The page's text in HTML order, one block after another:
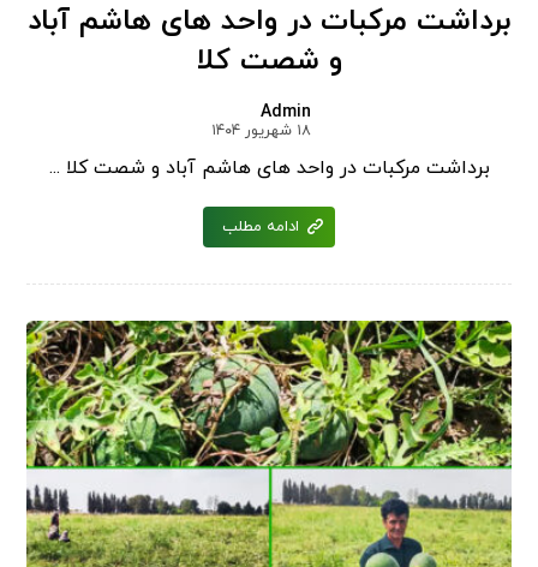
برداشت مرکبات در واحد های هاشم آباد
و شصت کلا
Admin
۱۸ شهریور ۱۴۰۴
برداشت مرکبات در واحد های هاشم آباد و شصت کلا ...
ادامه مطلب